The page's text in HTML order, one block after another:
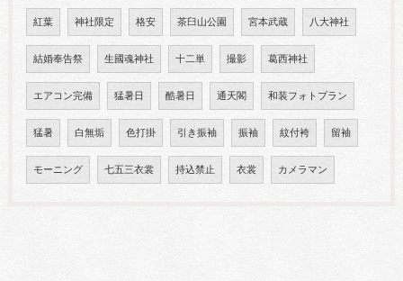
紅葉 神社限定 格安 茶臼山公園 宮本武蔵 八大神社
結婚奉告祭 生國魂神社 十二単 撮影 葛西神社
エアコン完備 猛暑日 酷暑日 通天閣 和装フォトプラン
猛暑 白無垢 色打掛 引き振袖 振袖 紋付袴 留袖
モーニング 七五三衣裳 持込禁止 衣裳 カメラマン